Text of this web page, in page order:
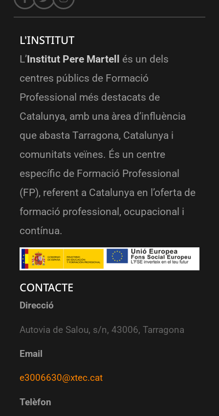
L'INSTITUT
L’Institut Pere Martell
és un dels
centres públics de Formació
Professional més destacats de
Catalunya, amb una àrea d’influència
que abasta Tarragona, Catalunya i
comunitats veïnes. És un centre
específic de Formació Professional
(FP), referent a Catalunya en l’oferta de
formació professional, ocupacional i
contínua.
CONTACTE
Direcció
Autovia de Salou, s/n, 43006, Tarragona
Email
e3006630@xtec.cat
Telèfon